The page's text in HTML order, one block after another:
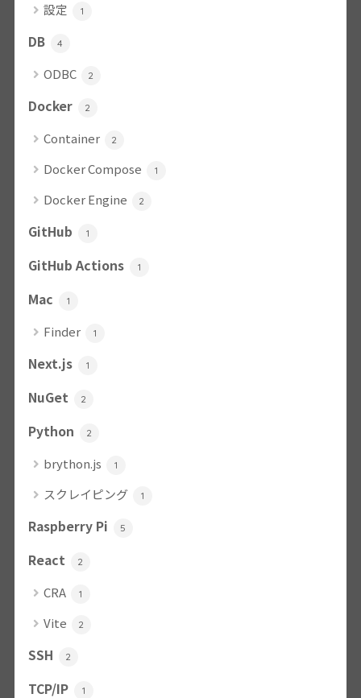
設定 1
DB 4
ODBC 2
Docker 2
Container 2
Docker Compose 1
Docker Engine 2
GitHub 1
GitHub Actions 1
Mac 1
Finder 1
Next.js 1
NuGet 2
Python 2
brython.js 1
スクレイピング 1
Raspberry Pi 5
React 2
CRA 1
Vite 2
SSH 2
TCP/IP 1